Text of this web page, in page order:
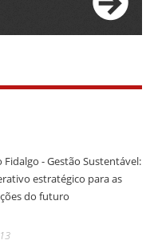
Fidalgo - Gestão Sustentável:
estratégico para as
do futuro